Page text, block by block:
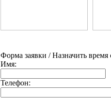
Форма заявки / Назначить время
Имя:
Телефон: